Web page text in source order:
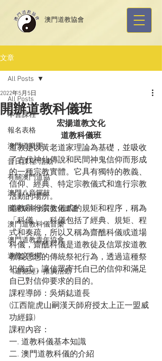
​澳門道教協會
文章
All Posts
本會課程
報名表格
澳門道樂團
昔日課程/活動
有關澳門道協
澳門八音鑼鼓
國家級非物質文化遺產
澳門道教科儀音樂
澳門道教青年協會
道教文化節
《道德經》推廣活動
All Posts
開辦道教科儀班
2022年5月5日
宏揚道教文化
道教科儀班
道教是以黃老道家理論為基礎，並吸收
了古代神仙傳說和民間神鬼信仰而形成
的一種宗教實體。它具有獨特的教義、
信仰、經典、特定宗教儀式和進行宗教
活動的場所。
道教舉行宗教儀式的規矩和程序，稱為
「科儀」。科儀包括了經典、規矩、程
式和奏疏，所以又稱為齋醮科儀或道場
科儀，齋醮科儀是道教徒及信眾按道教
教義思想的傳統祭祀行為，透過這種祭
祀儀式，讓信眾寄托自已的信仰和滿足
自已對信仰要求的目的。
課程導師：吳炳鋕道長
(江西龍虎山嗣漢天師府授太上正一盟威
功經籙)
課程內容：
一. 道教科儀基本知識
二. 澳門道教科儀的介紹